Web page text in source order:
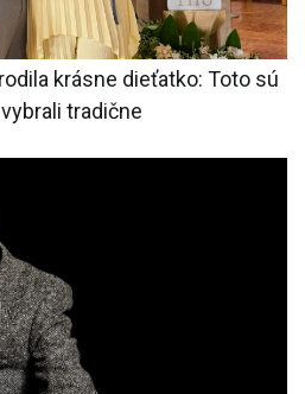
krásne dieťatko: Toto sú
tradične